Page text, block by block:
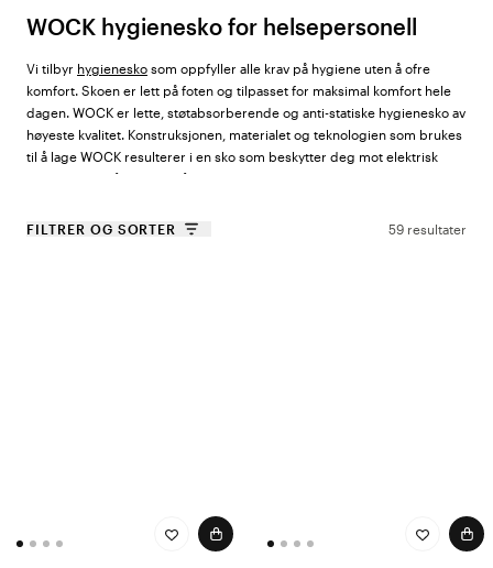
WOCK hygienesko for helsepersonell
Vi tilbyr hygienesko som oppfyller alle krav på hygiene uten å ofre
komfort. Skoen er lett på foten og tilpasset for maksimal komfort hele
dagen. WOCK er lette, støtabsorberende og anti-statiske hygienesko av
høyeste kvalitet. Konstruksjonen, materialet og teknologien som brukes
til å lage WOCK resulterer i en sko som beskytter deg mot elektrisk
støt, negativ påvirkning på dine ledd , væskeforbrenninger, giftige
En annen fantastisk funksjon som gjør at WOCK skiller seg ut fra
WOCK har vært på markedet i over 20 år og ble grunnlagt av José Pinto
som har jobbet hardt for å tilby produkter av toppkvalitet. Det harde
FILTRER OG SORTER 59 resultater